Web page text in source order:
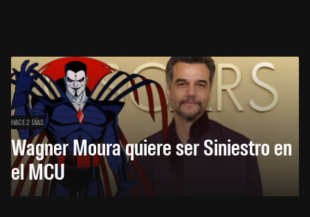
HACE 2 DÍAS
Wagner Moura quiere ser Siniestro en
el MCU